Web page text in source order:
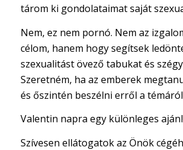
tárom ki gondolataimat saját
Nem, ez nem pornó. Nem az
célom, hanem hogy segítsek
szexualitást övező tabukat és
Szeretném, ha az emberek
és őszintén beszélni erről a
Valentin napra egy különleges
Szívesen ellátogatok az Önök